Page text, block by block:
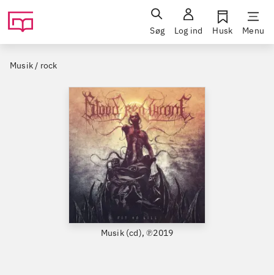
Søg Log ind Husk Menu
Musik / rock
Musik (cd), ℗2019